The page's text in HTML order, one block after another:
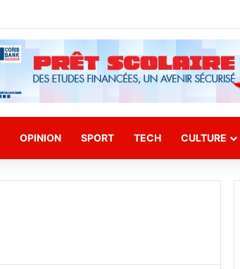
OPINION SPORT TECH CULTURE